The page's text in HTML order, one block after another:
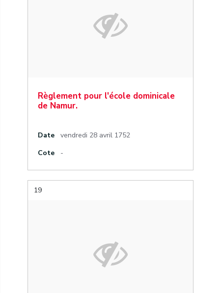
Règlement pour l'école dominicale
de Namur.
Date
vendredi 28 avril 1752
Cote
-
19